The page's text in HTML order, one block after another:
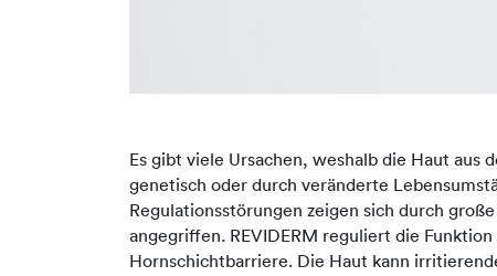
Es gibt viele Ursachen, weshalb die Haut aus
genetisch oder durch veränderte
Regulationsstörungen zeigen sich durch
angegriffen. REVIDERM reguliert die
Hornschichtbarriere. Die Haut kann